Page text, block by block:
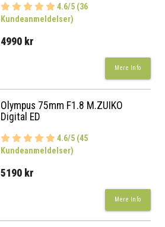
4.6/5 (36
Kundeanmeldelser)
4990 kr
Mere Info
Olympus 75mm F1.8 M.ZUIKO
Digital ED
4.6/5 (45
Kundeanmeldelser)
5190 kr
Mere Info